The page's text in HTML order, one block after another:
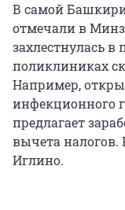
В самой
отмечали в
захлестнулась
поликлиниках
Например,
инфекционного
предлагает
вычета налогов.
Иглино.